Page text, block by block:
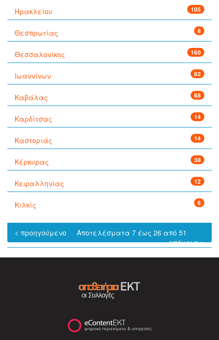
Ηρακλείου 105
Θεσπρωτίας 8
Θεσσαλονίκης 160
Ιωαννίνων 62
Καβάλας 68
Καρδίτσας 14
Καστοριάς 14
Κέρκυρας 38
Κεφαλληνίας 12
Κιλκίς 6
Αποτελέσματα 7 έως 26 από 51
< προηγούμενο
επόμενο >